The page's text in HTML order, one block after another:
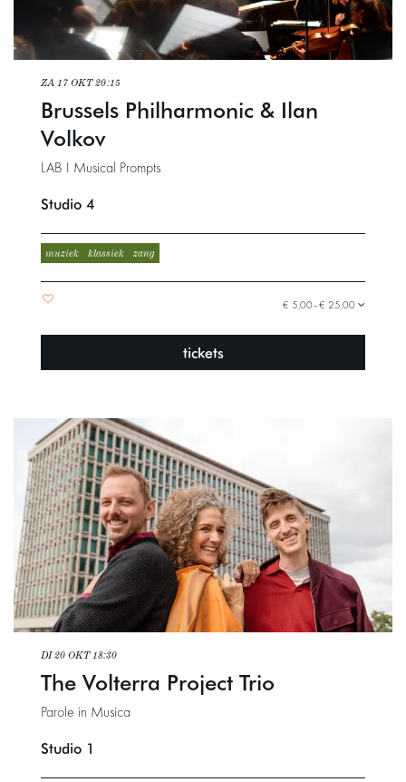
Brussels Philharmonic & Ilan
Volkov
LAB I Musical Prompts
ZA 17 OKT20:15
Studio 4
muziek klassiek zang
€ 5,00–€ 25,00
tickets
The Volterra Project Trio
Parole in Musica
DI 20 OKT18:30
Studio 1